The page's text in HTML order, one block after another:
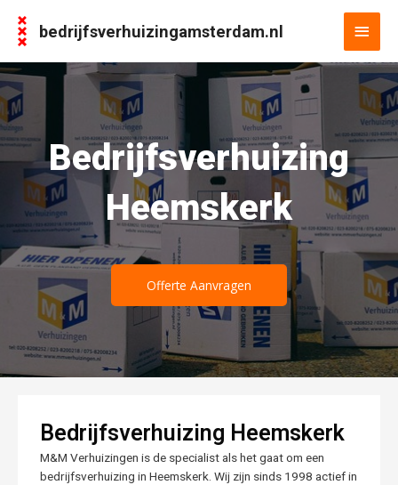
bedrijfsverhuizingamsterdam.nl
Bedrijfsverhuizing
Heemskerk
Offerte Aanvragen
Bedrijfsverhuizing Heemskerk
M&M Verhuizingen is de specialist als het gaat om een
bedrijfsverhuizing in Heemskerk. Wij zijn sinds 1998 actief in